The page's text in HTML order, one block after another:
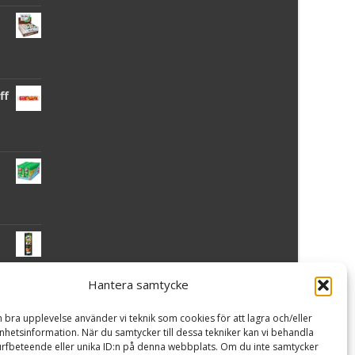
Hantera samtycke
bra upplevelse använder vi teknik som cookies för att lagra och/eller
När du samtycker till dessa tekniker kan vi behandla
eller unika ID:n på denna webbplats. Om du inte samtycker
-